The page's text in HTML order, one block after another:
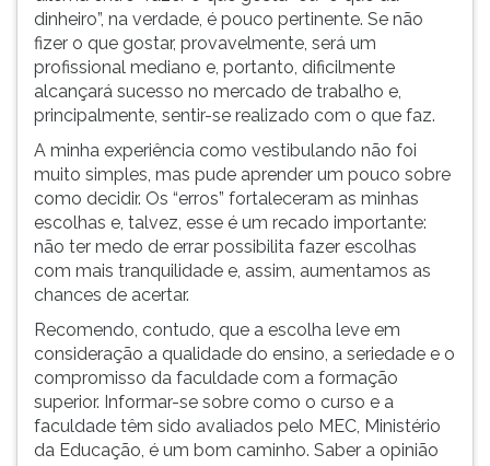
dinheiro”, na verdade, é pouco pertinente. Se não
fizer o que gostar, provavelmente, será um
profissional mediano e, portanto, dificilmente
alcançará sucesso no mercado de trabalho e,
principalmente, sentir-se realizado com o que faz.
A minha experiência como vestibulando não foi
muito simples, mas pude aprender um pouco sobre
como decidir. Os “erros” fortaleceram as minhas
escolhas e, talvez, esse é um recado importante:
não ter medo de errar possibilita fazer escolhas
com mais tranquilidade e, assim, aumentamos as
chances de acertar.
Recomendo, contudo, que a escolha leve em
consideração a qualidade do ensino, a seriedade e o
compromisso da faculdade com a formação
superior. Informar-se sobre como o curso e a
faculdade têm sido avaliados pelo MEC, Ministério
da Educação, é um bom caminho. Saber a opinião